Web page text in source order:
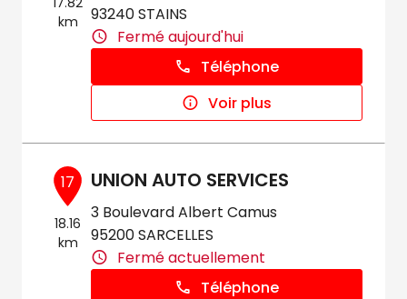
km
93240 STAINS
Fermé aujourd'hui
Téléphone
Voir plus
17
18.16
km
UNION AUTO SERVICES
3 Boulevard Albert Camus
95200 SARCELLES
Fermé actuellement
Téléphone